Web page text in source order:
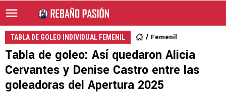
TABLA DE GOLEO INDIVIDUAL FEMENIL Femenil
Tabla de goleo: Así quedaron Alicia
Cervantes y Denise Castro entre las
goleadoras del Apertura 2025